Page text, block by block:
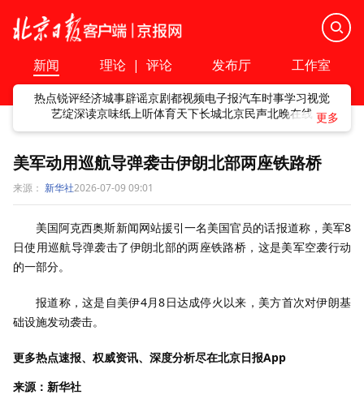
新闻 理论 | 评论 发布厅 工作室
热点锐评经济城事辟谣京剧都视频电子报汽车时事学习视觉
艺绽深读京味纸上听体育天下长城北京民声北晚在线
美军动用巡航导弹袭击伊朗北部两座铁路桥
来源： 新华社2026-07-09 09:01
美国阿克西奥斯新闻网站援引一名美国官员的话报道称，美军8
日使用巡航导弹袭击了伊朗北部的两座铁路桥，这是美军空袭行动
的一部分。
报道称，这是自美伊4月8日达成停火以来，美方首次对伊朗基
础设施发动袭击。
更多热点速报、权威资讯、深度分析尽在北京日报App
来源：新华社